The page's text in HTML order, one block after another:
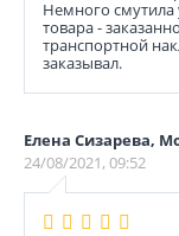
Немного смутила
товара -
транспортной
заказывал.
Елена Сизарева,
24/08/2021, 09:52